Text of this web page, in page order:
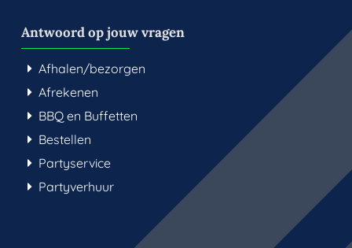
Antwoord op jouw vragen
Afhalen/bezorgen
Afrekenen
BBQ en Buffetten
Bestellen
Partyservice
Partyverhuur